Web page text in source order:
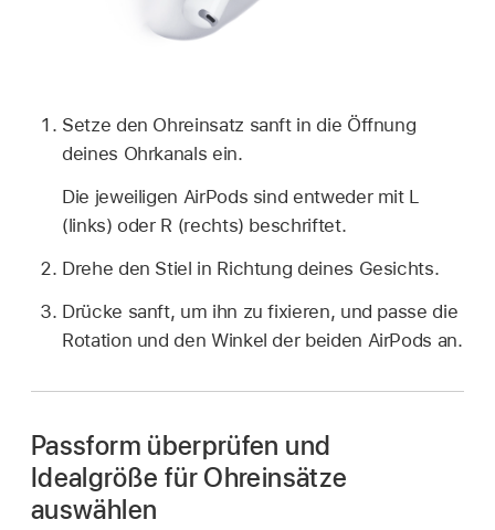
Setze den Ohreinsatz sanft in die Öffnung
deines Ohrkanals ein.
Die jeweiligen AirPods sind entweder mit L
(links) oder R (rechts) beschriftet.
Drehe den Stiel in Richtung deines Gesichts.
Drücke sanft, um ihn zu fixieren, und passe die
Rotation und den Winkel der beiden AirPods an.
Passform überprüfen und
Idealgröße für Ohreinsätze
auswählen